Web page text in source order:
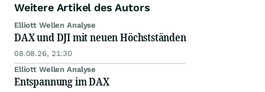
Weitere Artikel des Autors
Elliott Wellen Analyse
DAX und DJI mit neuen Höchstständen
08.08.26, 21:30
Elliott Wellen Analyse
Entspannung im DAX